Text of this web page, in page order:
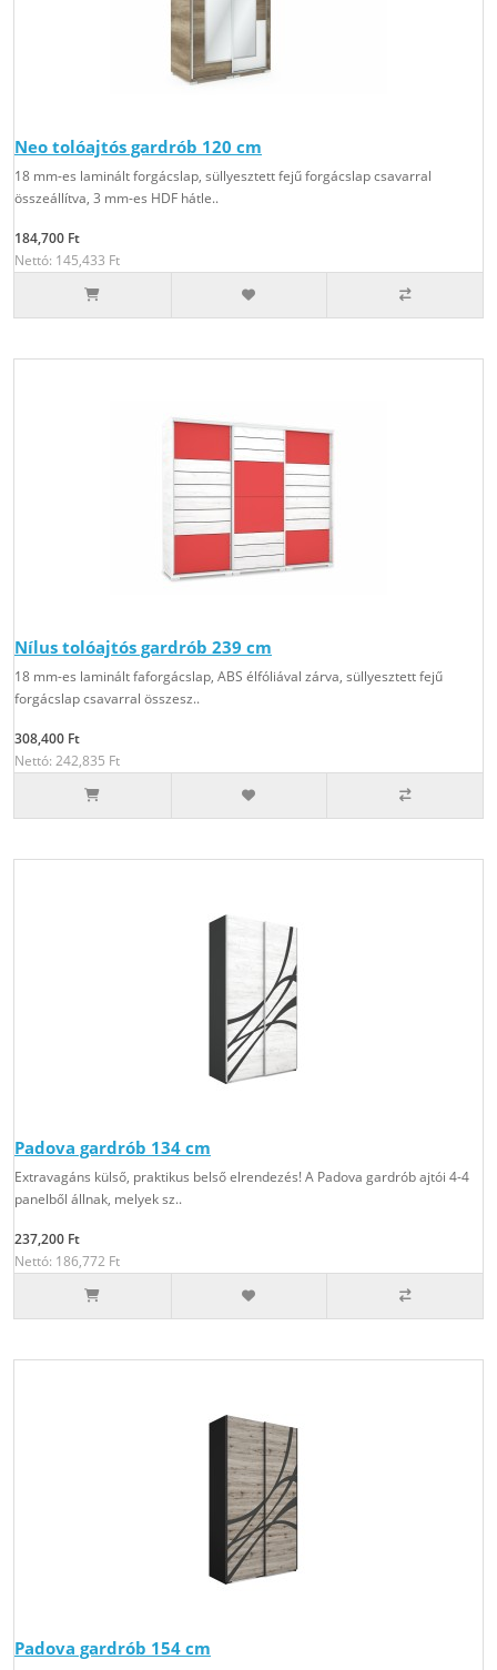
Neo tolóajtós gardrób 120 cm
18 mm-es laminált forgácslap, süllyesztett fejű forgácslap csavarral
összeállítva, 3 mm-es HDF hátle..
184,700 Ft
Nettó: 145,433 Ft
Nílus tolóajtós gardrób 239 cm
18 mm-es laminált faforgácslap, ABS élfóliával zárva, süllyesztett fejű
forgácslap csavarral összesz..
308,400 Ft
Nettó: 242,835 Ft
Padova gardrób 134 cm
Extravagáns külső, praktikus belső elrendezés! A Padova gardrób ajtói 4-4
panelből állnak, melyek sz..
237,200 Ft
Nettó: 186,772 Ft
Padova gardrób 154 cm